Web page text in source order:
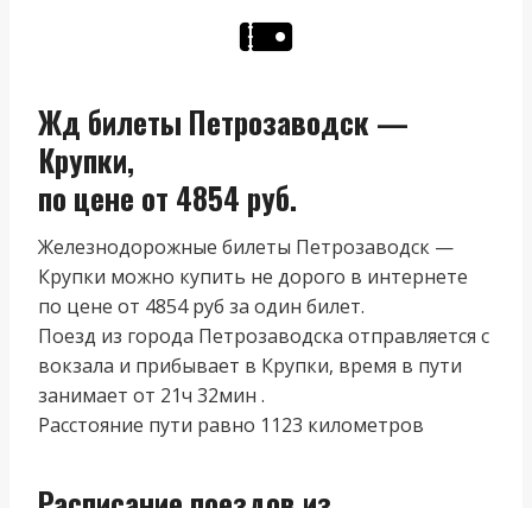
Жд билеты Петрозаводск —
Крупки,
по цене от 4854 руб.
Железнодорожные билеты Петрозаводск —
Крупки можно купить не дорого в интернете
по цене от 4854 руб за один билет.
Поезд из города Петрозаводска отправляется с
вокзала и прибывает в Крупки, время в пути
занимает от 21ч 32мин .
Расстояние пути равно 1123 километров